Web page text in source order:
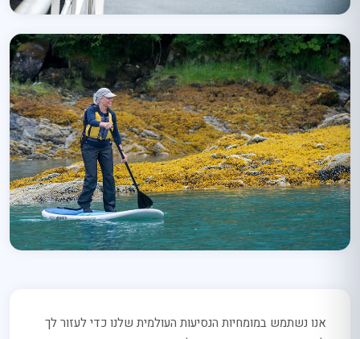
אנו נשתמש במומחיות הנסיעות העולמית שלנו כדי לעזור לך